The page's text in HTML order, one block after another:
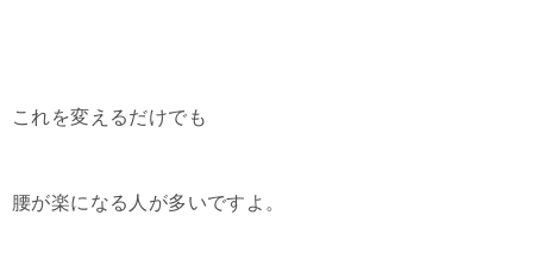
これを変えるだけでも
腰が楽になる人が多いですよ。